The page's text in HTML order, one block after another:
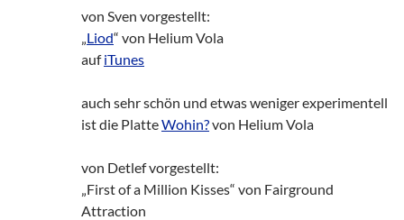
von Sven vorgestellt:
„Liod“ von Helium Vola
aufiTunes
auch sehr schön und etwas weniger experimentell
ist die PlatteWohin?von Helium Vola
von Detlef vorgestellt:
„First of a Million Kisses“ von Fairground
Attraction